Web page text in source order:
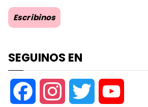
Escribinos
SEGUINOS EN